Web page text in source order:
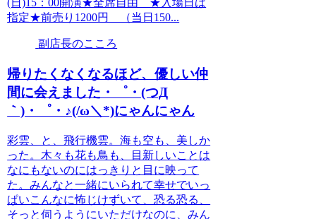
(日)15：00開演★全席自由 ★入場日は
指定★前売り1200円 （当日150...
副店長のこころ
帰りたくなくなるほど、優しい仲
間に会えました・゜・(つД
｀)・゜・♪(/ω＼*)にゃんにゃん
彩雲、と、飛行機雲。海も空も、美しか
った。木々も花も鳥も、目新しいことは
なにもないのにはっきりと目に映って
た。みんなと一緒にいられて幸せでいっ
ぱいこんなに怖じけずいて、恐る恐る、
そっと伺うようにいただけなのに、みん